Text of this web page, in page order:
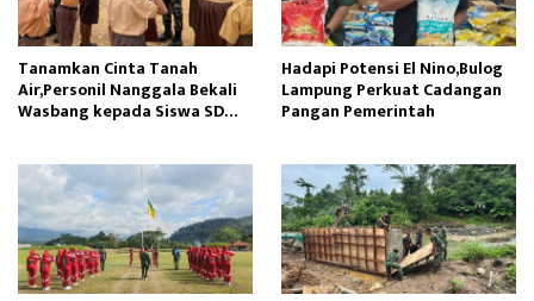
Tanamkan Cinta Tanah
Air,Personil Nanggala Bekali
Wasbang kepada Siswa SD
Hadapi Potensi El Nino,Bulog
Lampung Perkuat Cadangan
Pangan Pemerintah